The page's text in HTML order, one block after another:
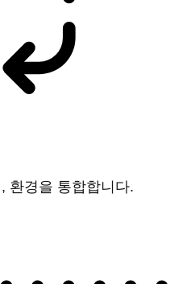
환경을 통합합니다.